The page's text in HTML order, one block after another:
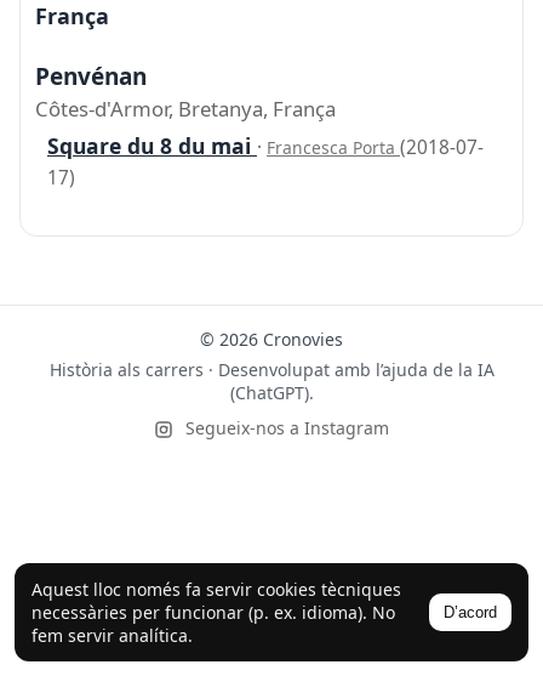
Aquest lloc només fa servir cookies tècniques
necessàries per funcionar (p. ex. idioma). No
fem servir analítica.
D’acord
França
Penvénan
Côtes-d'Armor, Bretanya, França
Square du 8 du mai · Francesca Porta (2018-07-
17)
© 2026 Cronovies
Història als carrers · Desenvolupat amb l’ajuda de la IA
(ChatGPT).
Segueix-nos a Instagram